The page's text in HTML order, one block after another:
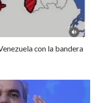
con la bandera